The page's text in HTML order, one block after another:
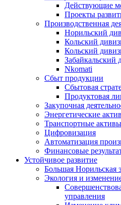
Действующие
Проекты
Производственная
Норильский
Кольский
Кольский
Забайкальский
Nkomati
Сбыт продукции
Сбытовая
Продуктовая
Закупочная
Энергетические
Транспортные активы
Цифровизация
Автоматизация
Финансовые
Устойчивое развитие
Большая Норильская
Экология и
управления